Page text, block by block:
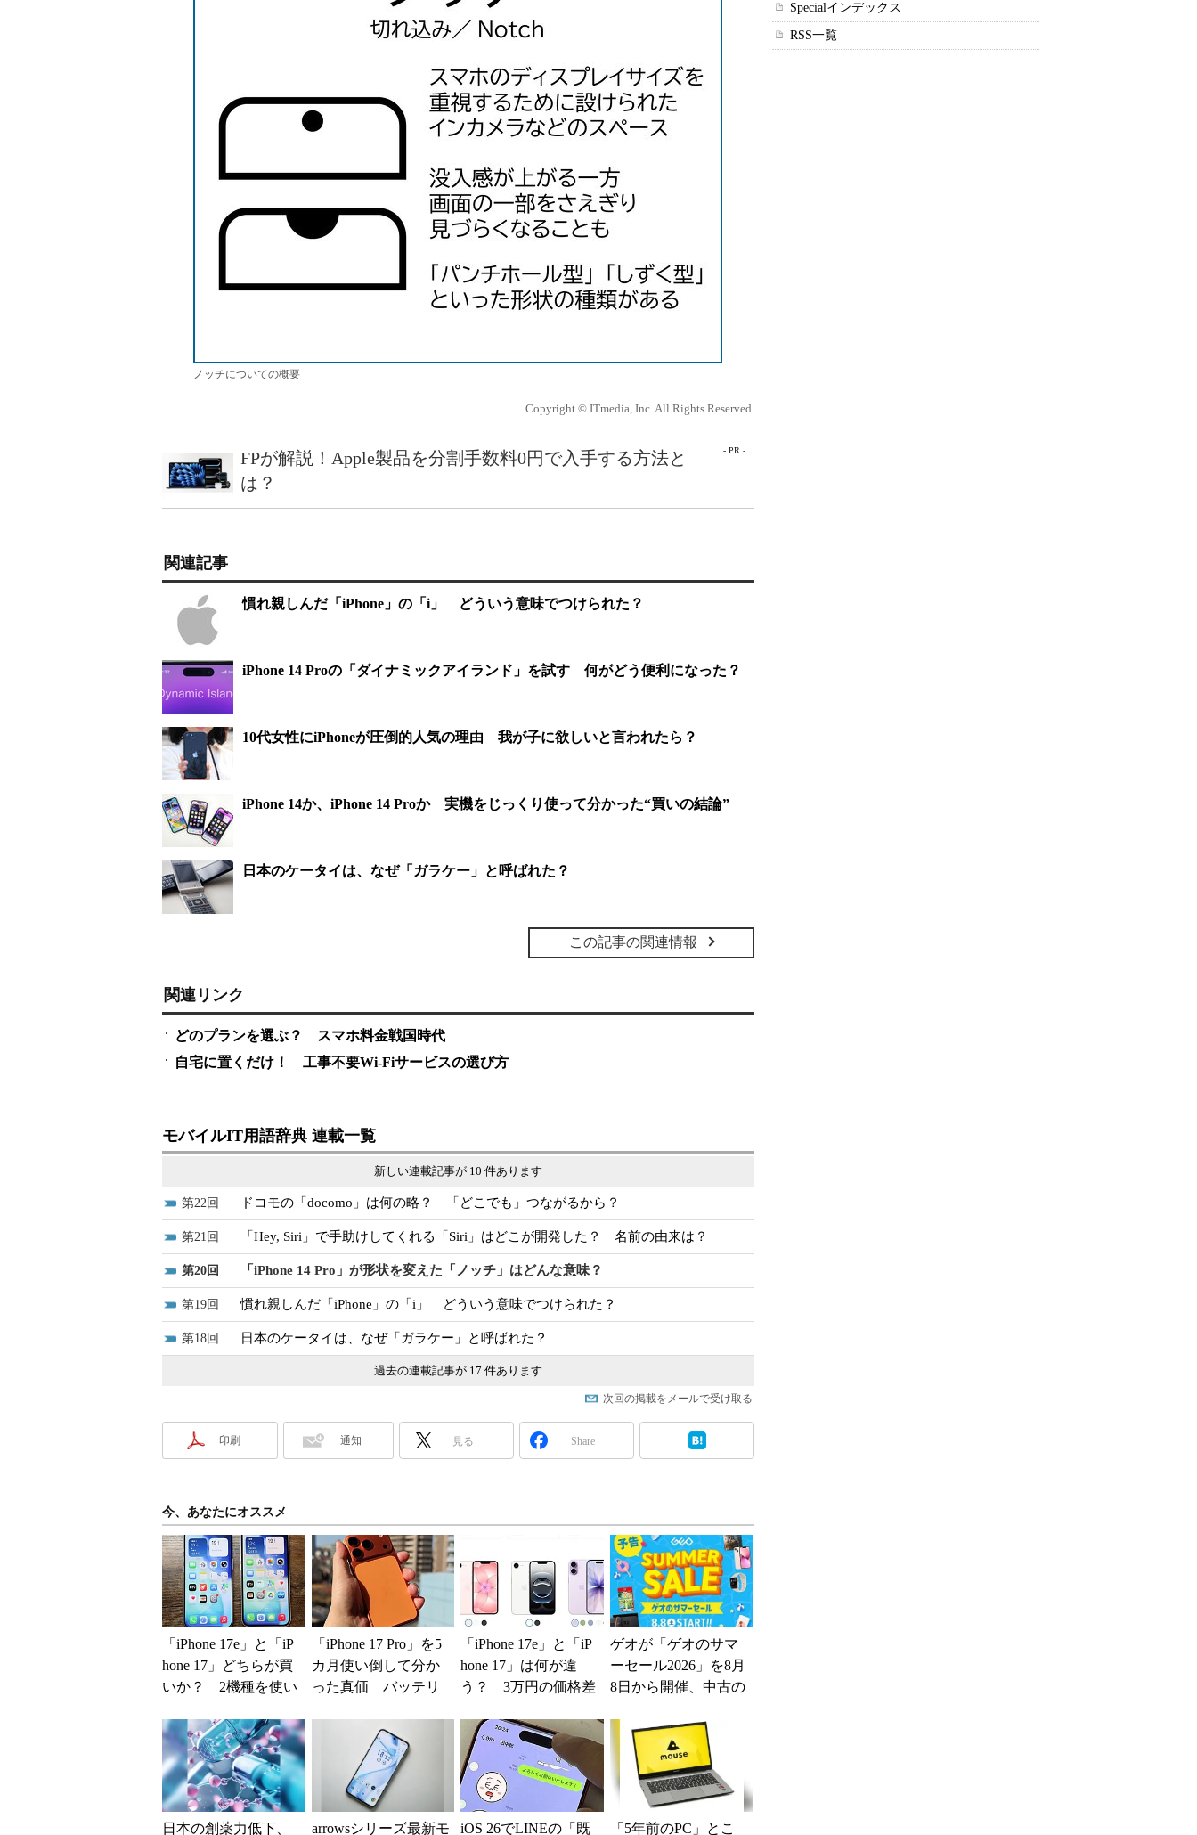
ノッチについての概要
Copyright © ITmedia, Inc. All Rights Reserved.
- PR -
FPが解説！Apple製品を分割手数料0円で入手する方法と
は？
関連記事
慣れ親しんだ「iPhone」の「i」 どういう意味でつけられた？
iPhone 14 Proの「ダイナミックアイランド」を試す 何がどう便利になった？
10代女性にiPhoneが圧倒的人気の理由 我が子に欲しいと言われたら？
iPhone 14か、iPhone 14 Proか 実機をじっくり使って分かった“買いの結論”
日本のケータイは、なぜ「ガラケー」と呼ばれた？
この記事の関連情報
関連リンク
どのプランを選ぶ？ スマホ料金戦国時代
自宅に置くだけ！ 工事不要Wi-Fiサービスの選び方
モバイルIT用語辞典 連載一覧
次回の掲載をメールで受け取る
新しい連載記事が 10 件あります
22 ドコモの「docomo」は何の略？ 「どこでも」つながるから？
21 「Hey, Siri」で手助けしてくれる「Siri」はどこが開発した？ 名前の由来は？
20 「iPhone 14 Pro」が形状を変えた「ノッチ」はどんな意味？
19 慣れ親しんだ「iPhone」の「i」 どういう意味でつけられた？
18 日本のケータイは、なぜ「ガラケー」と呼ばれた？
過去の連載記事が 17 件あります
印刷 通知 見る Share
今、あなたにオススメ
「iPhone 17e」と「iP
hone 17」どちらが買
いか？ 2機種を使い
ッ...
「iPhone 17 Pro」を5
カ月使い倒して分か
った真価 バッテリ
足だが細かな...
「iPhone 17e」と「iP
hone 17」は何が違
う？ 3万円の価格差
する
ゲオが「ゲオのサマ
ーセール2026」を8月
8日から開催、中古の
得に
日本の創薬力低下、 arrowsシリーズ最新モ iOS 26でLINEの「既 「5年前のPC」とこ
Specialインデックス
RSS一覧